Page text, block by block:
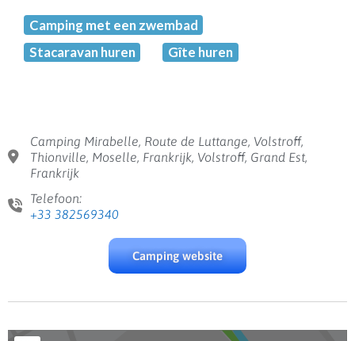
Camping met een zwembad
Stacaravan huren
Gîte huren
Camping Mirabelle, Route de Luttange, Volstroff,
Thionville, Moselle, Frankrijk, Volstroff, Grand Est,
Frankrijk
Telefoon:
+33 382569340
Camping website